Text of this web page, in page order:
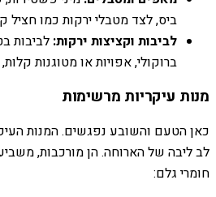
ביס, לצד מטבלי ירקות כמו חציל
לביבות וקציצות ירקות: לביבות
ברוקולי, אפויות או מטוגנות
מנות עיקריות מרשימות
כאן הטעם והשובע נפגשים. המנות
לב ליבה של הארוחה. הן מורכבות,
חומרי גלם: